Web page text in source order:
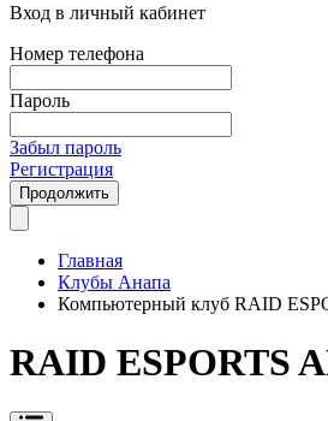
Вход в личный кабинет
Номер телефона
Пароль
Забыл пароль
Регистрация
Продолжить
Главная
Клубы Анапа
Компьютерный клуб RAID
RAID ESPORTS